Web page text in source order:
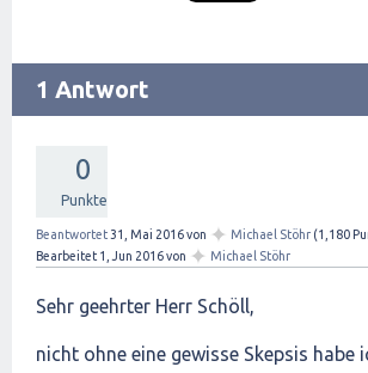
1 Antwort
0
Punkte
Beantwortet 31, Mai 2016von ✦ Michael Stöhr (1,180
Bearbeitet 1, Jun 2016von ✦ Michael Stöhr
Sehr geehrter Herr Schöll,
nicht ohne eine gewisse Skepsis habe